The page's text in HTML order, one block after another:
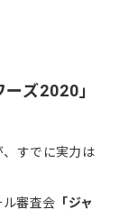
ズ2020」
、すでに実力は
ル審査会 「ジャ